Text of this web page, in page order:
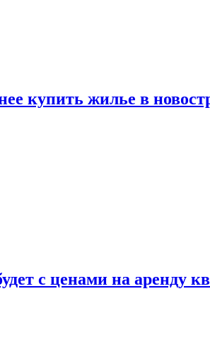
купить жилье в
с ценами на аренду